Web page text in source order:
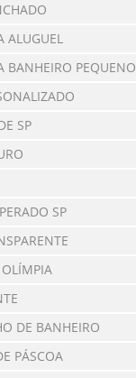
ALUGUEL
BANHEIRO PEQUENO
SP
SP
DE BANHEIRO
PÁSCOA